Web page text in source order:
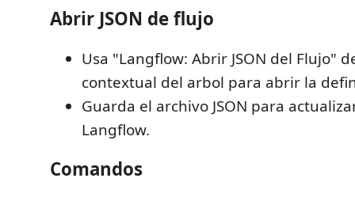
Abrir JSON de flujo
Usa "Langflow: Abrir JSON del Flujo"
contextual del arbol para abrir la
Guarda el archivo JSON para
Langflow.
Comandos